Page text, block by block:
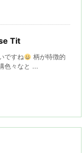
Tit
ですね
柄が特徴的
色々なと ...